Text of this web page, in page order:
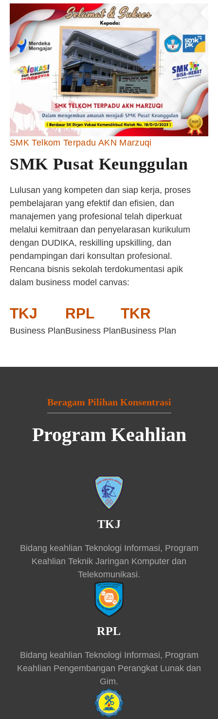
SMK Telkom Terpadu AKN Marzuqi
SMK Pusat Keunggulan
Lulusan yang kompeten dan siap kerja, proses
pembelajaran yang efektif dan efisien, dan
manajemen yang profesional telah diperkuat
melalui kemitraan dan penyelarasan kurikulum
dengan DUDIKA, reskilling upskilling, dan
pendampingan dari konsultan profesional.
Rencana bisnis sekolah terdokumentasi apik
dalam business model canvas:
TKJ
Business Plan
RPL
Business Plan
TKR
Business Plan
Beragam Pilihan Konsentrasi
Program Keahlian
TKJ
Bidang keahlian Teknologi Informasi, Program
Keahlian Teknik Jaringan Komputer dan
Telekomunikasi.
RPL
Bidang keahlian Teknologi Informasi, Program
Keahlian Pengembangan Perangkat Lunak dan
Gim.